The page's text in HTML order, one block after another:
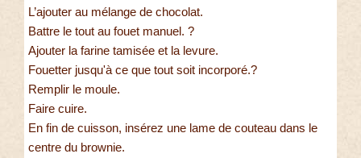
L’ajouter au mélange de chocolat.
Battre le tout au fouet manuel. ?
Ajouter la farine tamisée et la levure.
Fouetter jusqu'à ce que tout soit incorporé.?
Remplir le moule.
Faire cuire.
En fin de cuisson, insérez une lame de couteau dans le
centre du brownie.